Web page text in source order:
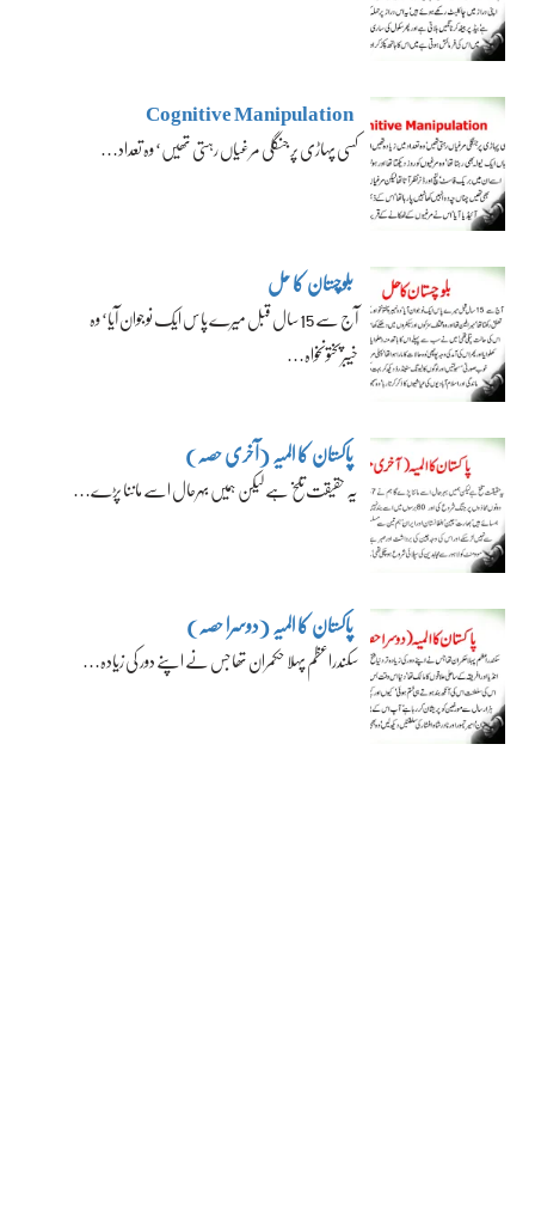
Cognitive Manipulation
کسی پہاڑی پر جنگلی مرغیاں رہتی تھیں‘ وہ تعداد…
بلوچستان کا حل
آج سے 15 سال قبل میرے پاس ایک نوجوان آیا‘ وہ
خیبرپختونخواہ…
پاکستان کا المیہ (آخری حصہ)
یہ حقیقت تلخ ہے لیکن ہمیں بہرحال اسے ماننا پڑے…
پاکستان کا المیہ (دوسرا حصہ)
سکندراعظم پہلا حکمران تھا جس نے اپنے دور کی زیادہ…